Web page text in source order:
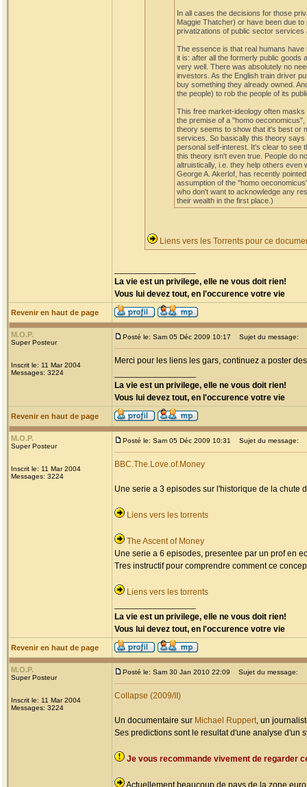
In all cases the decisions for those
Maggie Thatcher) or have been due
privatizations of public sector
The essence is that real humans have
it is: after all the formerly public goods
very well. There was absolutely no
investors. As the English train driver
buy something they already owned.
the people) to rob the people of its
This free market-ideology often
the premise of a "homo
theory seems to show that it's best or
services. So basically this theory
personal self-interest. It's clear to see
this theory isn't even true. People do
altruistically, i.e. they help others even
George A. Akerlof, has recently
assumption of the "homo
who don't want to acknowledge any
their wealth in the first place.)
Liens vers les Torrents pour ce
La vie est un privilege, elle ne vous doit rien!
Vous lui devez tout, en l'occurence votre vie
Revenir en haut de page
M.O.P.
Super Posteur
Inscrit le: 11 Mar 2004
Messages: 3224
Posté le: Sam 05 Déc 2009 10:17 Sujet du message:
Merci pour les liens les gars, continuez a poster
La vie est un privilege, elle ne vous doit rien!
Vous lui devez tout, en l'occurence votre vie
Revenir en haut de page
M.O.P.
Super Posteur
Inscrit le: 11 Mar 2004
Messages: 3224
Posté le: Sam 05 Déc 2009 10:31 Sujet du message:
BBC.The.Love.of.Money
Une serie a 3 episodes sur l'historique de la chute
Liens vers les torrents
The Ascent of Money
Une serie a 6 episodes, presentee par un prof en
Tres instructif pour comprendre comment ce
Liens vers les torrents
La vie est un privilege, elle ne vous doit rien!
Vous lui devez tout, en l'occurence votre vie
Revenir en haut de page
M.O.P.
Super Posteur
Inscrit le: 11 Mar 2004
Messages: 3224
Posté le: Sam 30 Jan 2010 22:09 Sujet du message:
Collapse (2009/II)
Un documentaire sur Michael Ruppert, un
Ses predictions sont le resultat d'une analyse d'un
Je vous recommande vivement de regarder
Actuellement beaucoup de pays de la zone